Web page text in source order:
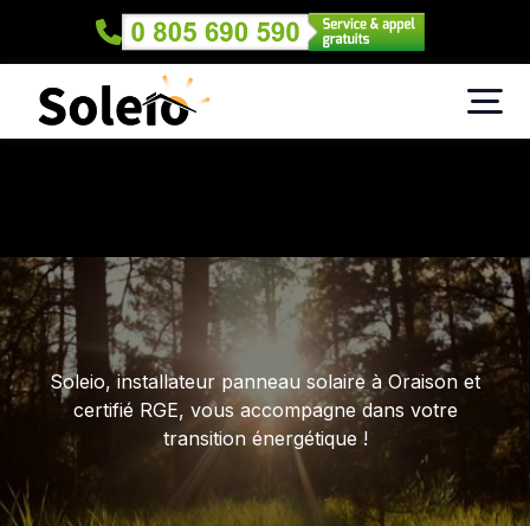
Soleio, installateur panneau solaire à Oraison et
certifié RGE, vous accompagne dans votre
transition énergétique !